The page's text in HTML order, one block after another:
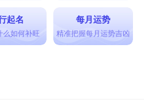
起名
么如何补旺
每月运势
精准把握每月运势吉凶